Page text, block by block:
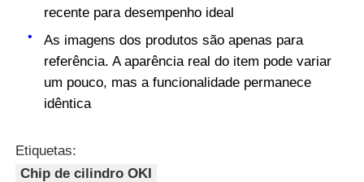
Chipe de tônico Kyocera
Chip de tonificador Samsung
Chip de toner OKI
recente para desempenho ideal
As imagens dos produtos são apenas para
referência. A aparência real do item pode variar
um pouco, mas a funcionalidade permanece
idêntica
Etiquetas:
Chip de cilindro OKI